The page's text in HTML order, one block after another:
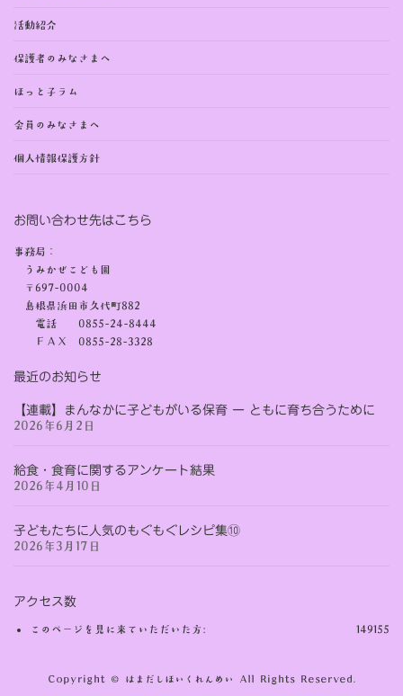
活動紹介
保護者のみなさまへ
ほっと子ラム
会員のみなさまへ
個人情報保護方針
お問い合わせ先はこちら
事務局：
うみかぜこども園
〒697-0004
島根県浜田市久代町882
電話 0855-24-8444
ＦＡＸ 0855-28-3328
最近のお知らせ
【連載】まんなかに子どもがいる保育 ー ともに育ち合うために
2026年6月2日
給食・食育に関するアンケート結果
2026年4月10日
子どもたちに人気のもぐもぐレシピ集⑩
2026年3月17日
アクセス数
149155
このページを見に来ていただいた方:
Copyright © はまだしほいくれんめい All Rights Reserved.